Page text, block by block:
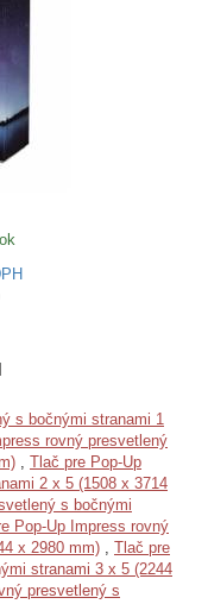
s bočnými stranami 1
rovný presvetlený
, Tlač pre Pop-Up
2 x 5 (1508 x 3714
s bočnými
Pop-Up Impress rovný
x 2980 mm) , Tlač pre
stranami 3 x 5 (2244
presvetlený s